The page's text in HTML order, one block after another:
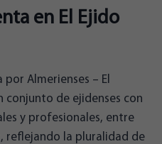
en El Ejido
Almerienses – El
conjunto de ejidenses con
y profesionales, entre
reflejando la pluralidad de